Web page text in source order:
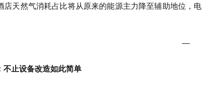
店天然气消耗占比将从原来的能源主力降至辅助地位，
—
不止设备改造如此简单